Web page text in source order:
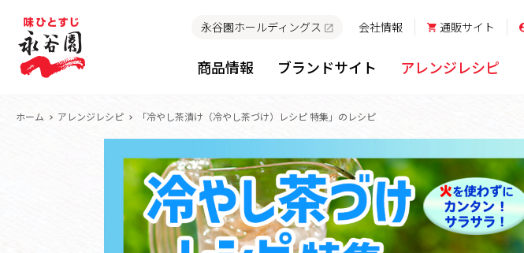
永谷園ホールディングス 会社情報 通販サイト
商品情報 ブランドサイト アレンジレシピ
ホーム アレンジレシピ 「冷やし茶漬け（冷やし茶づけ）レシピ 特集」のレシピ